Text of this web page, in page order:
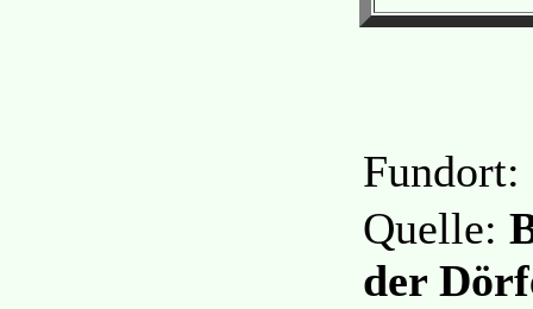
Fundort:
Quelle:
der